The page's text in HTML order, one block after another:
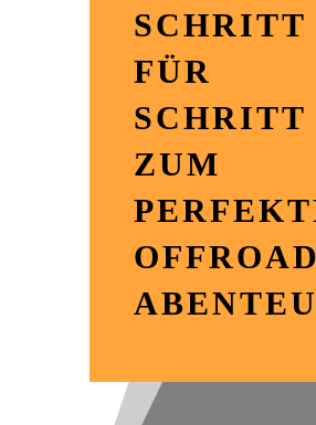
SCHRITT
FÜR
SCHRITT
ZUM
OFFROAD